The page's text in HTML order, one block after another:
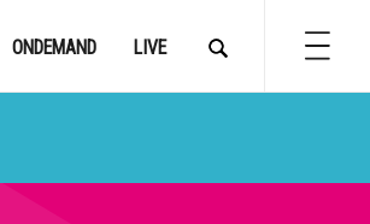
LIVE
ONDEMAND